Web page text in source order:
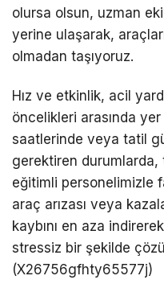
olursa olsun, uzman
yerine ulaşarak,
olmadan taşıyoruz.
Hız ve etkinlik, acil
öncelikleri arasında
saatlerinde veya tatil
gerektiren durumlarda,
eğitimli personelimizle
araç arızası veya
kaybını en aza
stressiz bir şekilde
(X26756gfhty65577j)